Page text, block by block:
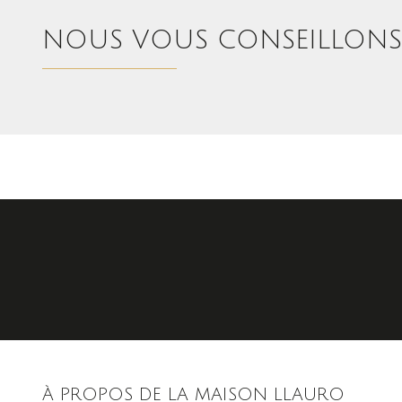
NOUS VOUS CONSEILLONS
À PROPOS DE LA MAISON LLAURO